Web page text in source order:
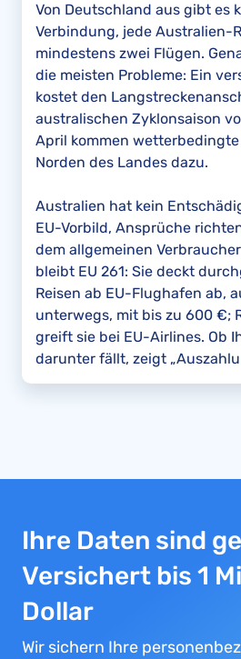
Von Deutschland aus gibt es
Verbindung, jede Australien-
mindestens zwei Flügen.
die meisten Probleme: Ein
kostet den
australischen Zyklonsaison
April kommen
Norden des Landes dazu.
Australien hat kein
EU-Vorbild, Ansprüche
dem allgemeinen
bleibt EU 261: Sie deckt
Reisen ab EU-Flughafen ab,
unterwegs, mit bis zu 600 €;
greift sie bei EU-Airlines. Ob
darunter fällt, zeigt
Ihre Daten sind
Versichert bis 1
Dollar
Wir sichern Ihre